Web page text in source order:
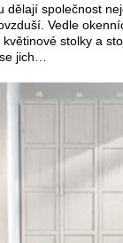
dělají společnost
Vedle
stolky a
jich…